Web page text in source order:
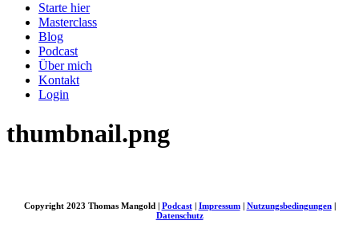
Starte hier
Masterclass
Blog
Podcast
Über mich
Kontakt
Login
thumbnail.png
Copyright 2023 Thomas Mangold | Podcast| Impressum| Nutzungsbedingungen|
Datenschutz